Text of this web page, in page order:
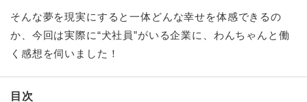
そんな夢を現実にすると一体どんな幸せを体感できるの
か、今回は実際に“犬社員”がいる企業に、わんちゃんと働
く感想を伺いました！
目次